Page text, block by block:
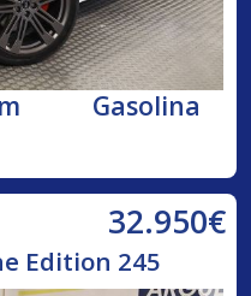
Gasolina
32.950€
Edition 245